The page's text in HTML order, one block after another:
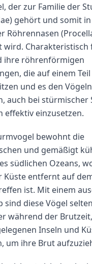
der zur Familie der
gehört und somit
Röhrennasen
wird. Charakteristisch
ihre röhrenförmigen
die auf einem Teil
und es den Vögeln
auch bei stürmischer
effektiv einzusetzen.
bewohnt die
und gemäßigt
südlichen Ozeans,
Küste entfernt auf
ist. Mit einem
sind diese Vögel
während der
Inseln und
um ihre Brut